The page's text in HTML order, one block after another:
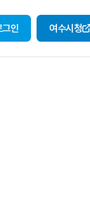
그인 여수시청